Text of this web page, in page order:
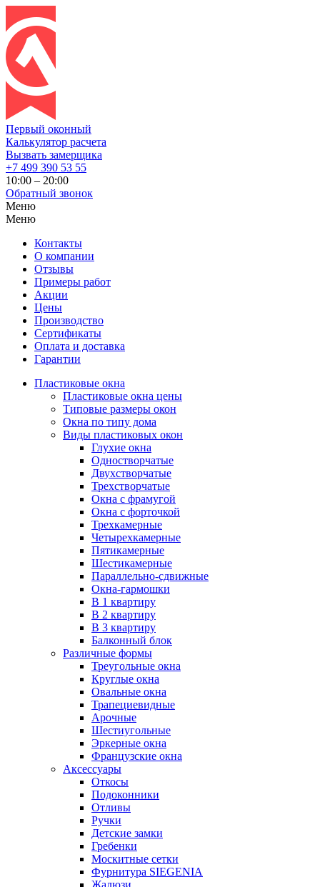
Первый оконный
Калькулятор расчета
Вызвать замерщика
+7 499 390 53 55
10:00 – 20:00
Обратный звонок
Меню
Меню
Контакты
О компании
Отзывы
Примеры работ
Акции
Цены
Производство
Сертификаты
Оплата и доставка
Гарантии
Пластиковые окна
Пластиковые окна цены
Типовые размеры окон
Окна по типу дома
Виды пластиковых окон
Глухие окна
Одностворчатые
Двухстворчатые
Трехстворчатые
Окна с фрамугой
Окна с форточкой
Трехкамерные
Четырехкамерные
Пятикамерные
Шестикамерные
Параллельно-сдвижные
Окна-гармошки
В 1 квартиру
В 2 квартиру
В 3 квартиру
Балконный блок
Различные формы
Треугольные окна
Круглые окна
Овальные окна
Трапециевидные
Арочные
Шестиугольные
Эркерные окна
Французские окна
Аксессуары
Откосы
Подоконники
Отливы
Ручки
Детские замки
Гребенки
Москитные сетки
Фурнитура SIEGENIA
Жалюзи